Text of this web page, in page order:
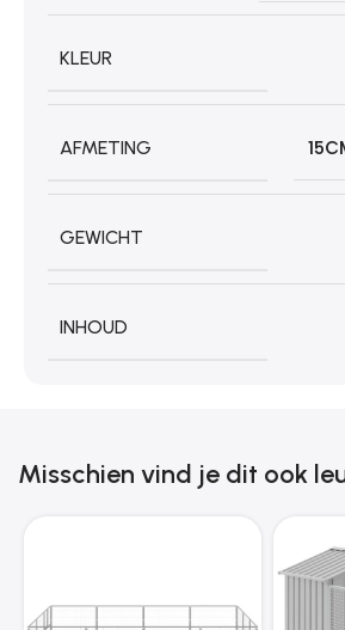
KLEUR
AFMETING
GEWICHT
INHOUD
Misschien vind je dit ook